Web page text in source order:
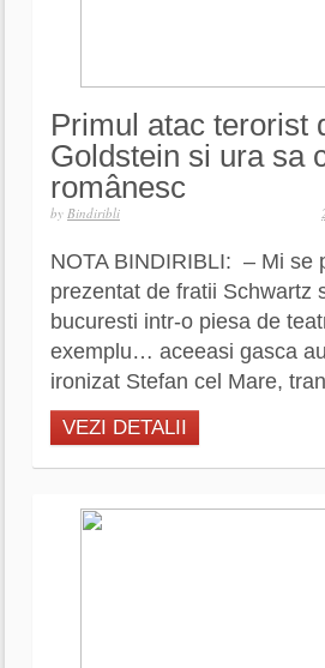
Primul atac terorist
Goldstein si ura sa
românesc
by Bindiribli
NOTA BINDIRIBLI: – Mi se
prezentat de fratii Schwartz
bucuresti intr-o piesa de
exemplu… aceeasi gasca
ironizat Stefan cel Mare,
VEZI DETALII